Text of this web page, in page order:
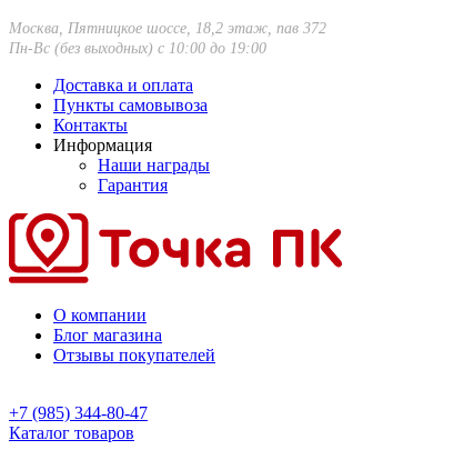
Москва, Пятницкое шоссе, 18,2 этаж, пав 372
Пн-Вс (без выходных) с 10:00 до 19:00
Доставка и оплата
Пункты самовывоза
Контакты
Информация
Наши награды
Гарантия
О компании
Блог магазина
Отзывы покупателей
+7 (985) 344-80-47
Каталог товаров